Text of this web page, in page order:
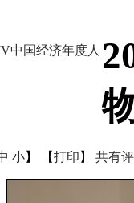
中国经济年度人
小】 【打印 】 共有